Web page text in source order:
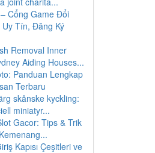
Cổng Game Đổi
Tín, Đăng Ký
Removal Inner
Aiding Houses...
Panduan Lengkap
Terbaru
skånske kyckling:
miniatyr...
Gacor: Tips & Trik
Kapısı Çeşitleri ve